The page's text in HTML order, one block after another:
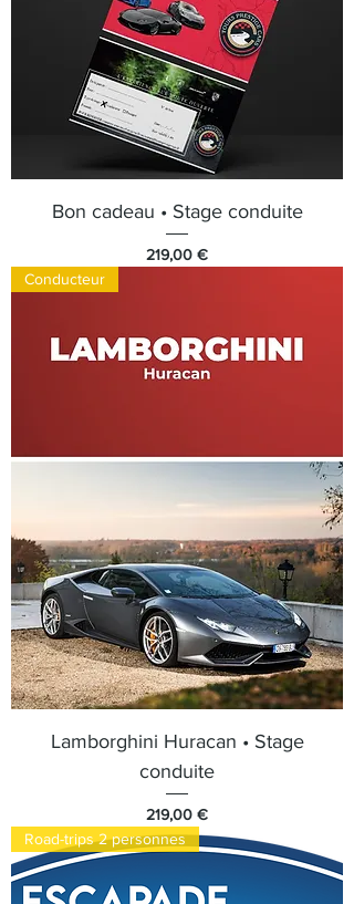
Bon cadeau • Stage conduite
Prix
219,00 €
Conducteur
Lamborghini Huracan • Stage
conduite
Prix
219,00 €
Road-trips 2 personnes